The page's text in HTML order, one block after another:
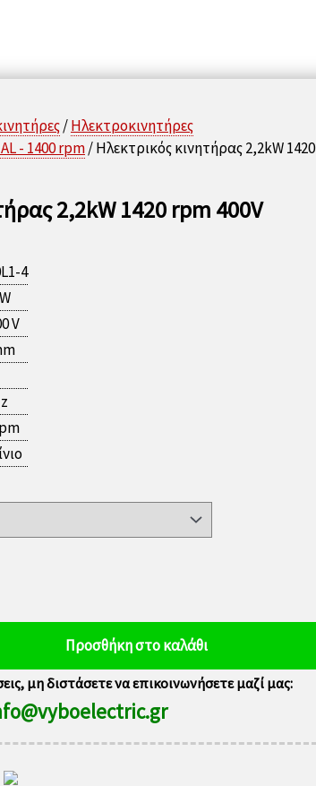
/Ηλεκτροκινητήρες
- 1400 rpm/ Ηλεκτρικός κινητήρας 2,2kW 1420
2,2kW 1420 rpm 400V
4
V
Προσθήκη στο καλάθι
μη διστάσετε να επικοινωνήσετε μαζί μας: